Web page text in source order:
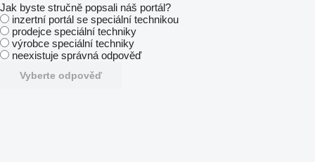
Jak byste stručně popsali náš portál?
inzertní portál se speciální technikou
prodejce speciální techniky
výrobce speciální techniky
neexistuje správná odpověď
Vyberte odpověď